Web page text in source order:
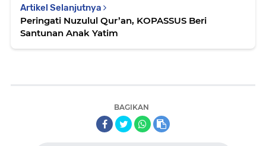
Artikel Selanjutnya
Peringati Nuzulul Qur’an, KOPASSUS Beri
Santunan Anak Yatim
BAGIKAN